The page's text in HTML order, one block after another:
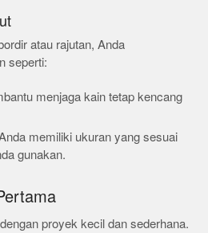
atau rajutan, Anda
seperti:
menjaga kain tetap kencang
memiliki ukuran yang sesuai
gunakan.
proyek kecil dan sederhana.